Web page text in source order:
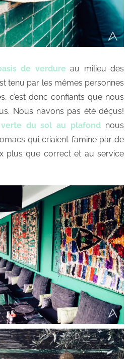
de verdure au milieu des
tenu par les mêmes personnes
c’est donc confiants que nous
Nous n’avons pas été déçus!
verte du sol au plafond nous
qui criaient famine par de
plus que correct et au service